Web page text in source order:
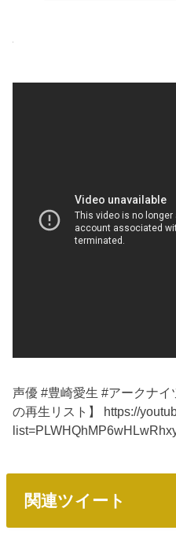
声優 #豊崎愛生 #アークナ
の再生リスト】 https://
関連ツイート